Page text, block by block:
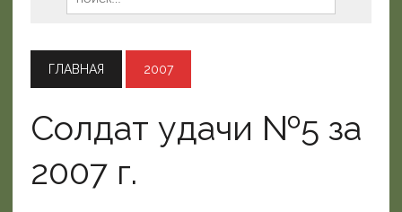
ГЛАВНАЯ 2007
Солдат удачи №5 за
2007 г.